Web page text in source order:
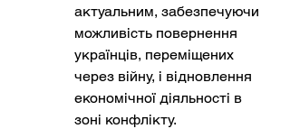
актуальним, забезпечуючи
можливість повернення
українців, переміщених
через війну, і відновлення
економічної діяльності в
зоні конфлікту.